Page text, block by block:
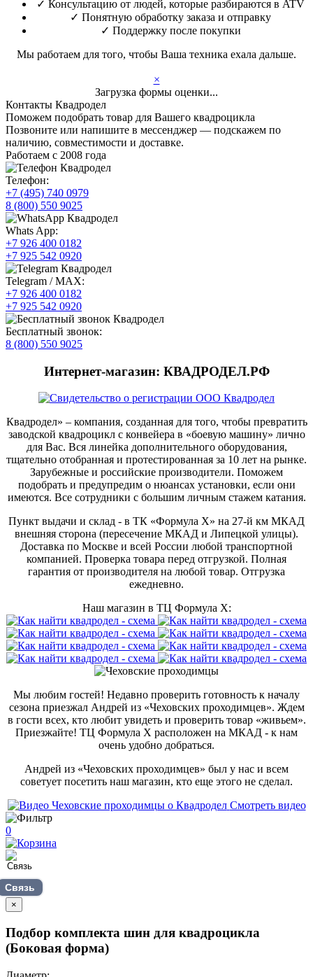
✓ Консультацию от людей, которые разбираются в ATV
✓ Понятную обработку заказа и отправку
✓ Поддержку после покупки
Мы работаем для того, чтобы Ваша техника ехала дальше.
×
Загрузка формы оценки...
Контакты Квадродел
Поможем подобрать товар для Вашего квадроцикла
Позвоните или напишите в мессенджер — подскажем по
наличию, совместимости и доставке.
Работаем с 2008 года
Телефон:
+7 (495) 740 0979
8 (800) 550 9025
Whats App:
+7 926 400 0182
+7 925 542 0920
Telegram / MAX:
+7 926 400 0182
+7 925 542 0920
Бесплатный звонок:
8 (800) 550 9025
Интернет-магазин: КВАДРОДЕЛ.РФ
Квадродел» – компания, созданная для того, чтобы превратить
заводской квадроцикл с конвейера в «боевую машину» лично
для Вас. Вся линейка дополнительного оборудования,
тщательно отобранная и протестированная за 10 лет на рынке.
Зарубежные и российские производители. Поможем
подобрать и предупредим о нюансах установки, если они
имеются. Все сотрудники с большим личным стажем катания.
Пункт выдачи и склад - в ТК «Формула X» на 27-й км МКАД
внешняя сторона (пересечение МКАД и Липецкой улицы).
Доставка по Москве и всей России любой транспортной
компанией. Проверка товара перед отгрузкой. Полная
гарантия от производителя на любой товар. Отгрузка
ежедневно.
Наш магазин в ТЦ Формула Х:
Мы любим гостей! Недавно проверить готовность к началу
сезона приезжал Андрей из «Чеховских проходимцев». Ждем
в гости всех, кто любит увидеть и проверить товар «живьем».
Приезжайте! ТЦ Формула Х расположен на МКАД - к нам
очень удобно добраться.
Андрей из «Чеховских проходимцев» был у нас и всем
советует посетить наш магазин, кто еще этого не сделал.
Смотреть видео
0
Связь
×
Подбор комплекта шин для квадроцикла
(Боковая форма)